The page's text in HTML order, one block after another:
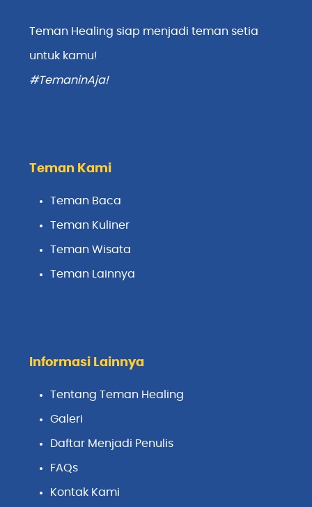
Teman Healing siap menjadi teman setia
untuk kamu!
#TemaninAja!
Teman Kami
Teman Baca
Teman Kuliner
Teman Wisata
Teman Lainnya
Informasi Lainnya
Tentang Teman Healing
Galeri
Daftar Menjadi Penulis
FAQs
Kontak Kami